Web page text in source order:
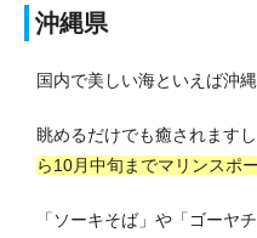
沖縄県
国内で美しい海といえば沖縄
眺めるだけでも癒されますし
ら10月中旬までマリンスポ
「ソーキそば」や「ゴーヤ